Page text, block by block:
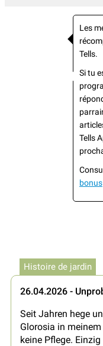
Les
Tells.
Si tu
Tells
bonus
Histoire de jardin
26.04.2026 -
Seit Jahren hege
Glorosia in
keine Pflege.